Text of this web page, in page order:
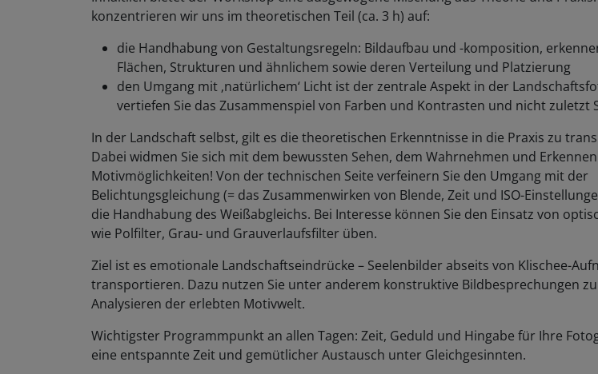
konzentrieren wir uns im theoretischen Teil (ca. 3 h) auf:
die Handhabung von Gestaltungsregeln: Bildaufbau und -komposition,
Flächen, Strukturen und ähnlichem sowie deren Verteilung und Platzierung
den Umgang mit ‚natürlichem‘ Licht ist der zentrale Aspekt in der
vertiefen Sie das Zusammenspiel von Farben und Kontrasten und nicht zuletzt
In der Landschaft selbst, gilt es die theoretischen Erkenntnisse in die Praxis zu
Dabei widmen Sie sich mit dem bewussten Sehen, dem Wahrnehmen und
Motivmöglichkeiten! Von der technischen Seite verfeinern Sie den Umgang mit der
Belichtungsgleichung (= das Zusammenwirken von Blende, Zeit und ISO-
die Handhabung des Weißabgleichs. Bei Interesse können Sie den Einsatz von
wie Polfilter, Grau- und Grauverlaufsfilter üben.
Ziel ist es emotionale Landschaftseindrücke – Seelenbilder abseits von Klischee-
transportieren. Dazu nutzen Sie unter anderem konstruktive Bildbesprechungen
Analysieren der erlebten Motivwelt.
Wichtigster Programmpunkt an allen Tagen: Zeit, Geduld und Hingabe für Ihre
eine entspannte Zeit und gemütlicher Austausch unter Gleichgesinnten.